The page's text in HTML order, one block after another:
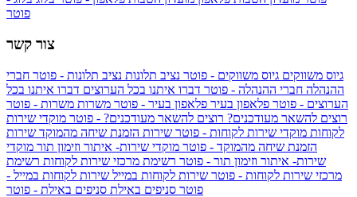
פוטר
צור קשר
גיוס משווקים גיוס משווקים - פוטר נציב תלונות נציב תלונות - פוטר חברי
ההנהלה חברי ההנהלה - פוטר דברו איתנו בכל הערוצים דברו איתנו בכל
הערוצים - פוטר פלאפון בעיר פלאפון בעיר - פוטר משרות משרות - פוטר
רוצים להשאר מעודכנים? רוצים להשאר מעודכנים? - פוטר מוקדי שירות
לקוחות מוקדי שירות לקוחות - פוטר שירות הזמנת שיחה מהמוקד שירות
הזמנת שיחה מהמוקד - פוטר מוקדי שירות- איתור וזימון תור מוקדי
שירות- איתור וזימון תור - פוטר רשימת מרכזי שירות לקוחות רשימת
מרכזי שירות לקוחות - פוטר שירות לקוחות במייל שירות לקוחות במייל -
פוטר סניפים באילת סניפים באילת - פוטר